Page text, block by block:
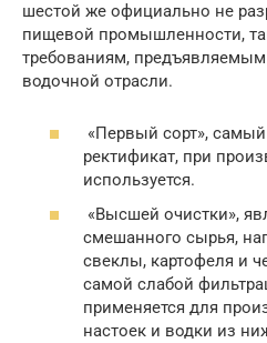
шестой же официально не
пищевой промышленности,
требованиям,
водочной отрасли.
«Первый сорт»,
ректификат, при
используется.
«Высшей очистки»,
смешанного сырья,
свеклы, картофеля и
самой слабой
применяется для
настоек и водки из